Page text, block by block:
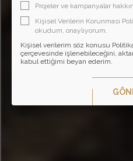
Projeler ve kampanyalar
Kişisel Verilerin Korunması
okudum, onaylıyorum.
Kişisel verilerim söz konusu
çerçevesinde işlenebileceğini,
kabul ettiğimi beyan ederim.